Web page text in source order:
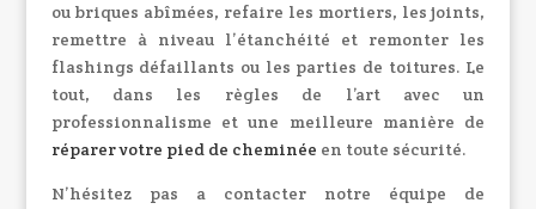
ou briques abîmées, refaire les mortiers, les joints,
remettre à niveau l’étanchéité et remonter les
flashings défaillants ou les parties de toitures. Le
tout, dans les règles de l’art avec un
professionnalisme et une meilleure manière de
réparer votre pied de cheminée en toute sécurité.
N’hésitez pas a contacter notre équipe de